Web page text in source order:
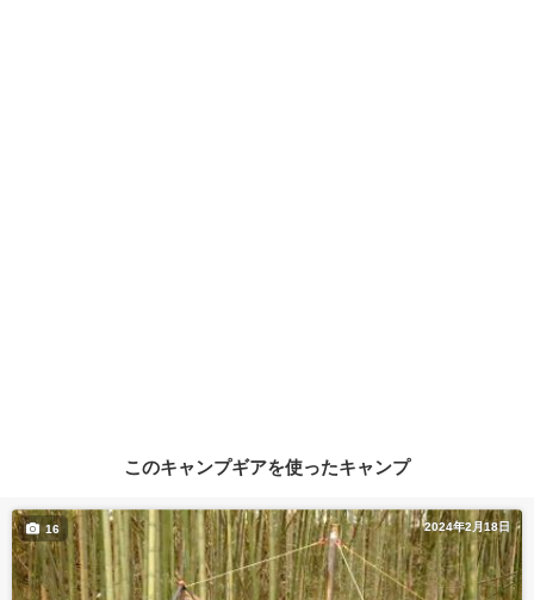
このキャンプギアを使ったキャンプ
2024年2月18日
16